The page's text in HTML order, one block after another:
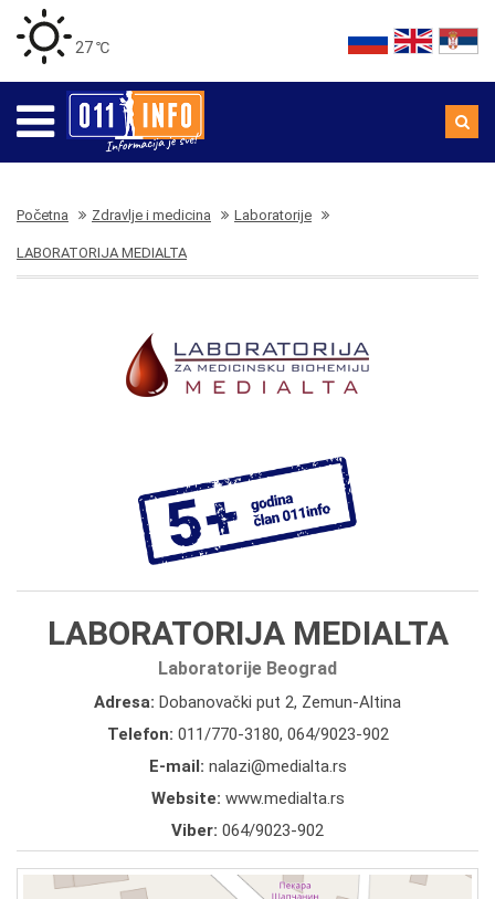
27 ℃
Početna Zdravlje i medicina Laboratorije
LABORATORIJA MEDIALTA
LABORATORIJA MEDIALTA
Laboratorije Beograd
Adresa: Dobanovački put 2, Zemun-Altina
Telefon: 011/770-3180, 064/9023-902
E-mail: nalazi@medialta.rs
Website: www.medialta.rs
Viber: 064/9023-902